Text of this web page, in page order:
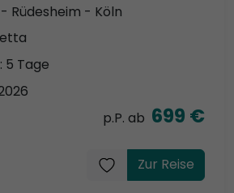
Rüdesheim - Köln
5 Tage
p.P. ab 699 €
Zur Reise